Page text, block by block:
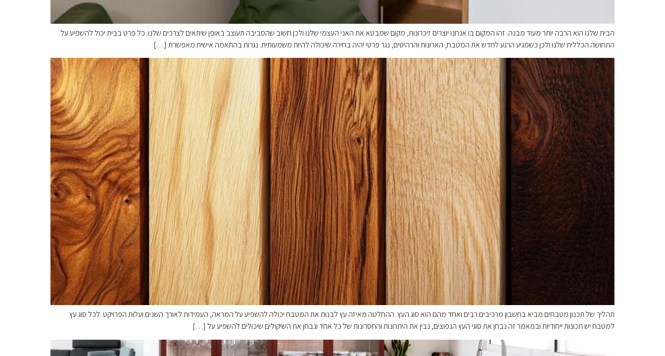
הבית שלנו הוא הרבה יותר מעוד מבנה. זהו המקום בו אנחנו יוצרים זיכרונות, מקום שמבטא את האני העצמי שלנו ולכן חשוב שהסביבה תעוצב באופן שיתאים לצרכים שלנו. כל פרט בבית יכול להשפיע על
התחושה הכללית שלנו ולכן כשמגיע הרגע לחדש את המטבח, הארונות והרהיטים, נגר פרטי יהיה בחירה שיכולה להיות משמעותית. נגרות בהתאמה אישית מאפשרת […]
תהליך של תכנון מטבחים מביא בחשבון מרכיבים רבים ואחד מהם הוא סוג העץ. ההחלטה מאיזה עץ לבנות את המטבח יכולה להשפיע על המראה, העמידות לאורך השנים ועלות הפרויקט. לכל סוג עץ
למטבח יש תכונות ייחודיות ובמאמר זה נבחן את סוגי העץ הנפוצים, נבין את היתרונות והחסרונות של כל אחד ונבחן את השיקולים שיכולים להשפיע על […]